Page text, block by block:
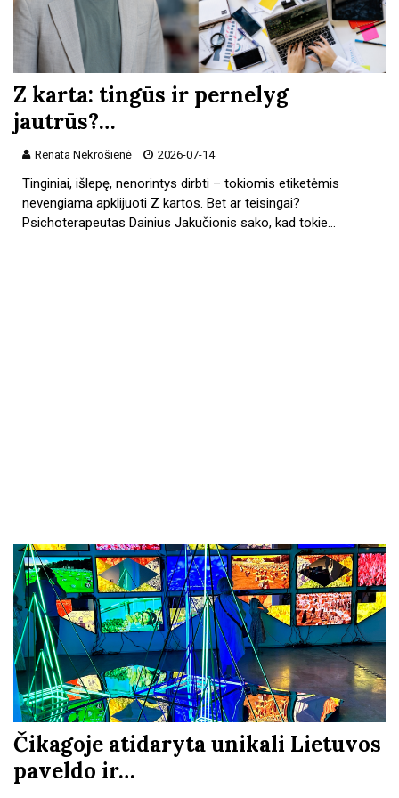
Z karta: tingūs ir pernelyg
jautrūs?…
Renata Nekrošienė 2026-07-14
Tinginiai, išlepę, nenorintys dirbti – tokiomis etiketėmis
nevengiama apklijuoti Z kartos. Bet ar teisingai?
Psichoterapeutas Dainius Jakučionis sako, kad tokie…
Čikagoje atidaryta unikali Lietuvos
paveldo ir…